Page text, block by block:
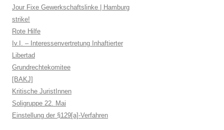
Jour Fixe Gewerkschaftslinke | Hamburg
strike!
Rote Hilfe
Iv.I. – Interessenvertretung Inhaftierter
Libertad
Grundrechtekomitee
[BAKJ]
Kritische JuristInnen
Soligruppe 22. Mai
Einstellung der §129[a]-Verfahren